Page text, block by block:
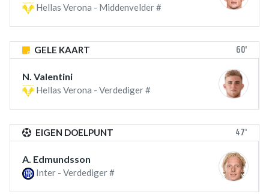
Hellas Verona - Middenvelder #
GELE KAART 60'
N. Valentini
Hellas Verona - Verdediger #
EIGEN DOELPUNT 47'
A. Edmundsson
Inter - Verdediger #